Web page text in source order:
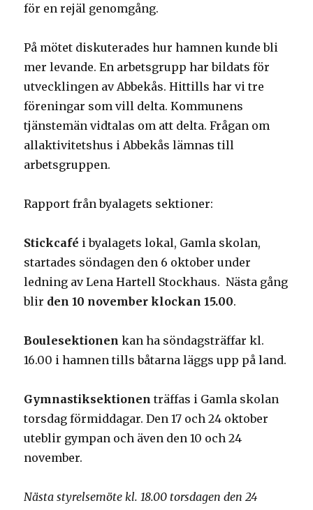
för en rejäl genomgång.
På mötet diskuterades hur hamnen kunde bli
mer levande. En arbetsgrupp har bildats för
utvecklingen av Abbekås. Hittills har vi tre
föreningar som vill delta. Kommunens
tjänstemän vidtalas om att delta. Frågan om
allaktivitetshus i Abbekås lämnas till
arbetsgruppen.
Rapport från byalagets sektioner:
Stickcafé i byalagets lokal, Gamla skolan,
startades söndagen den 6 oktober under
ledning av Lena Hartell Stockhaus. Nästa gång
blir den 10 november klockan 15.00.
Boulesektionen kan ha söndagsträffar kl.
16.00 i hamnen tills båtarna läggs upp på land.
Gymnastiksektionenträffas i Gamla skolan
torsdag förmiddagar. Den 17 och 24 oktober
uteblir gympan och även den 10 och 24
november.
Nästa styrelsemöte kl. 18.00 torsdagen den 24